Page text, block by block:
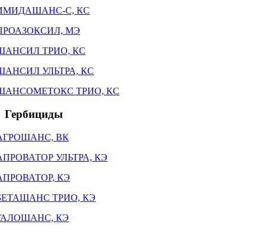
С, КС
МЭ
ТРИО, КС
УЛЬТРА, КС
ТРИО, КС
Гербициды
ВК
УЛЬТРА, КЭ
КЭ
ТРИО, КЭ
КЭ